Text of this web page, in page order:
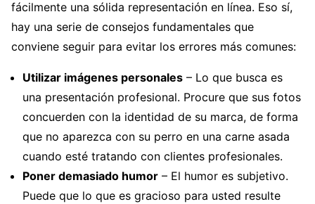
fácilmente una sólida representación en línea. Eso sí,
hay una serie de consejos fundamentales que
conviene seguir para evitar los errores más comunes:
Utilizar imágenes personales – Lo que busca es
una presentación profesional. Procure que sus fotos
concuerden con la identidad de su marca, de forma
que no aparezca con su perro en una carne asada
cuando esté tratando con clientes profesionales.
Poner demasiado humor – El humor es subjetivo.
Puede que lo que es gracioso para usted resulte